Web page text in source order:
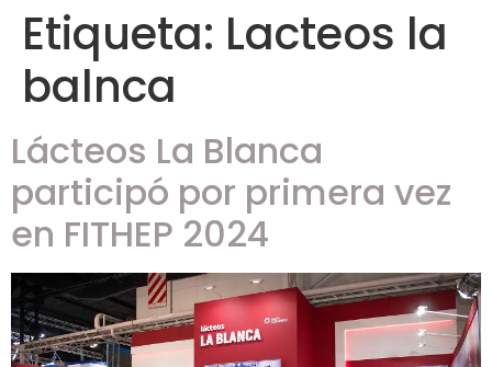
Etiqueta: Lacteos la
balnca
Lácteos La Blanca
participó por primera vez
en FITHEP 2024